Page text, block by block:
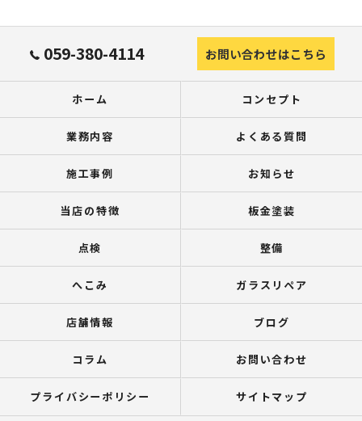
059-380-4114 お問い合わせはこちら
ホーム コンセプト
業務内容 よくある質問
施工事例 お知らせ
当店の特徴 板金塗装
点検 整備
へこみ ガラスリペア
店舗情報 ブログ
コラム お問い合わせ
プライバシーポリシー サイトマップ